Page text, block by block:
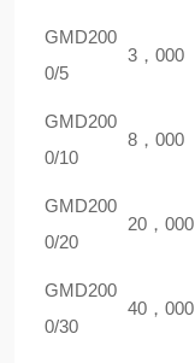
GMD200
0/5
3，000
GMD200
0/10
8，000
GMD200
0/20
20，000
GMD200
0/30
40，000